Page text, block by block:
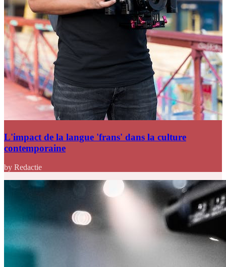
L'impact de la langue 'frans' dans la culture
contemporaine
by Redactie